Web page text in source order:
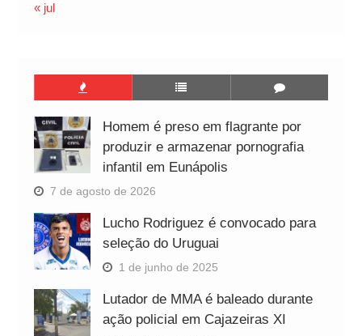
« jul
Homem é preso em flagrante por
produzir e armazenar pornografia
infantil em Eunápolis
7 de agosto de 2026
Lucho Rodriguez é convocado para
seleção do Uruguai
1 de junho de 2025
Lutador de MMA é baleado durante
ação policial em Cajazeiras XI